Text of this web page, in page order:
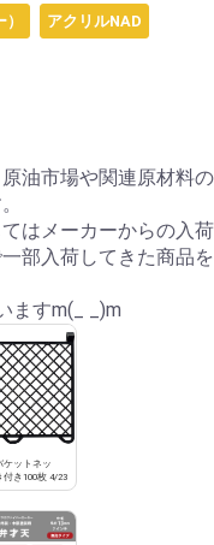
アクリルNAD
油市場や関連原材料の
はメーカーからの入荷
部入荷してきた商品を
ますm(_ _)m
ケットネッ
き100枚 4/23